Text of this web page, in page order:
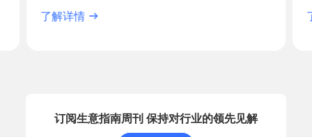
了解详情
订阅生意指南周刊 保持对行业的领先见解